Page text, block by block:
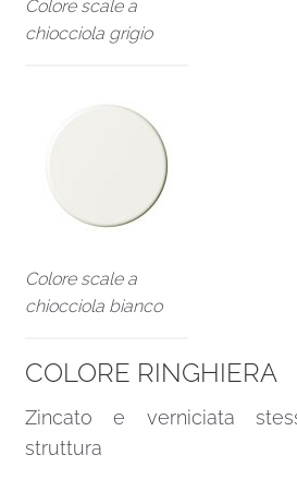
Colore scale a
chiocciola grigio
Colore scale a
chiocciola bianco
COLORE RINGHIERA
Zincato e verniciata
struttura